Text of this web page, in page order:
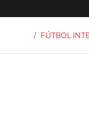
/ FÚTBOL